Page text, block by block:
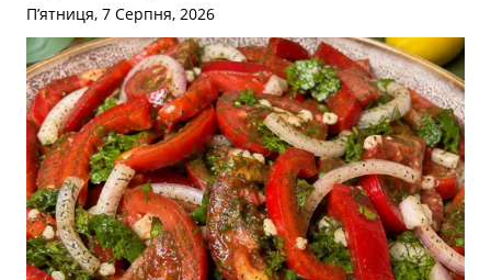
П’ятниця, 7 Серпня, 2026